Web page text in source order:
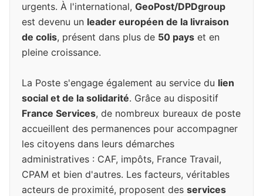
urgents. À l'international, GeoPost/DPDgroup
est devenu un leader européen de la livraison
de colis, présent dans plus de 50 pays et en
pleine croissance.
La Poste s'engage également au service du lien
social et de la solidarité. Grâce au dispositif
France Services, de nombreux bureaux de poste
accueillent des permanences pour accompagner
les citoyens dans leurs démarches
administratives : CAF, impôts, France Travail,
CPAM et bien d'autres. Les facteurs, véritables
acteurs de proximité, proposent des services